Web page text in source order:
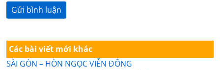
Các bài viết mới khác
SÀI GÒN – HÒN NGỌC VIỄN ĐÔNG